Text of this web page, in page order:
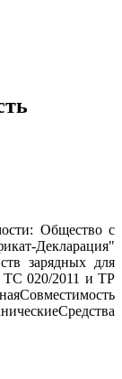
Общество с
Декларация"
зарядных для
ТС 020/2011 и ТР